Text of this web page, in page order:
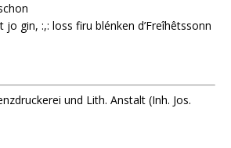
jo gin, :,: loss firu blénken d’Freîhêtssonn
und Lith. Anstalt (Inh. Jos.